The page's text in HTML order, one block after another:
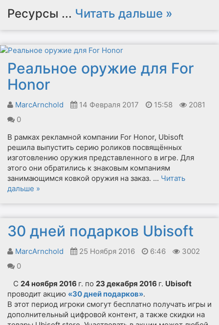
Ресурсы ... Читать дальше »
Реальное оружие для For
Honor
MarcArnchold 14 Февраля 2017 15:58
2081
0
В рамках рекламной компании For Honor, Ubisoft
решила выпустить серию роликов посвящённых
изготовлению оружия представленного в игре. Для
этого они обратились к знаковым компаниям
занимающимся ковкой оружия на заказ. ... Читать
дальше »
30 дней подарков Ubisoft
MarcArnchold 25 Ноября 2016 6:46
3002
0
С 24 ноября 2016 г. по 23 декабря 2016 г. Ubisoft
проводит акцию «30 дней подарков».
В этот период игроки смогут бесплатно получать игры и
дополнительный цифровой контент, а также скидки на